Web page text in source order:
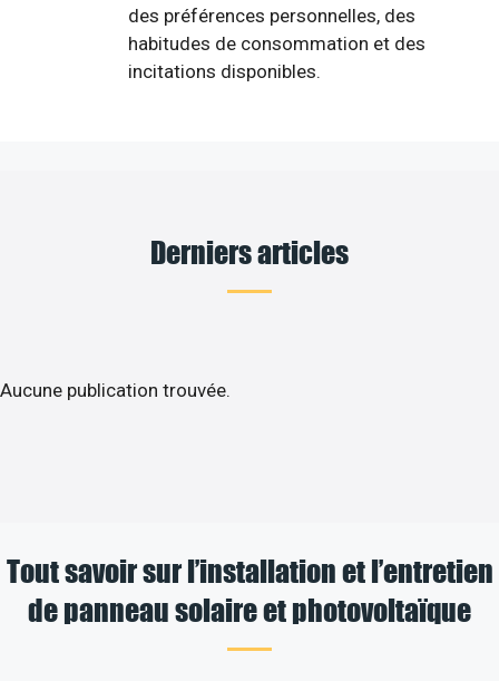
des préférences personnelles, des
habitudes de consommation et des
incitations disponibles.
Derniers articles
Aucune publication trouvée.
Tout savoir sur l’installation et l’entretien
de panneau solaire et photovoltaïque